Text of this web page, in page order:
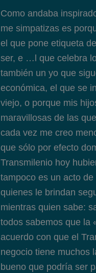
Como andaba
me simpatizas es
el que pone etiqueta
ser, e …l que celebra
también un yo que
económica, el que se
viejo, o porque mis
maravillosas de las
cada vez me creo
que sólo por efecto
Transmilenio hoy
tampoco es un acto
quienes le brindan
mientras quien sabe:
todos sabemos que la
acuerdo con que el
negocio tiene muchos
bueno que podría ser